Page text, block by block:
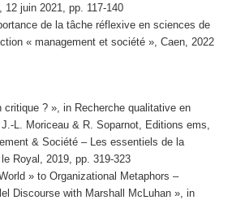
12 juin 2021, pp. 117-140
de la tâche réflexive en sciences de
« management et société », Caen, 2022
? », in Recherche qualitative en
, J.-L. Moriceau & R. Soparnot, Editions ems,
& Société – Les essentiels de la
Royal, 2019, pp. 319-323
» to Organizational Metaphors –
Discourse with Marshall McLuhan », in